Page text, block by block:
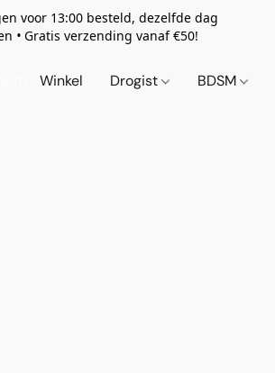
voor 13:00 besteld, dezelfde dag
• Gratis verzending vanaf €50!
Winkel Drogist BDSM